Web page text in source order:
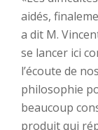
aidés,
a dit M.
se lancer ici
l’écoute de
philosophie
beaucoup
produit qui